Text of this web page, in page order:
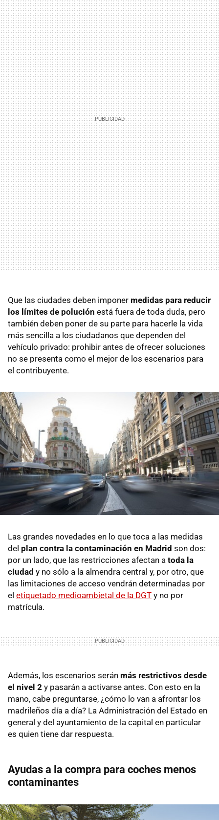
Que las ciudades deben imponer medidas para reducir
los límites de polución está fuera de toda duda, pero
también deben poner de su parte para hacerle la vida
más sencilla a los ciudadanos que dependen del
vehículo privado: prohibir antes de ofrecer soluciones
no se presenta como el mejor de los escenarios para
el contribuyente.
Las grandes novedades en lo que toca a las medidas
del plan contra la contaminación en Madrid son dos:
por un lado, que las restricciones afectan a toda la
ciudad y no sólo a la almendra central y, por otro, que
las limitaciones de acceso vendrán determinadas por
el etiquetado medioambietal de la DGT y no por
matrícula.
Además, los escenarios serán más restrictivos desde
el nivel 2 y pasarán a activarse antes. Con esto en la
mano, cabe preguntarse, ¿cómo lo van a afrontar los
madrileños día a día? La Administración del Estado en
general y del ayuntamiento de la capital en particular
es quien tiene dar respuesta.
Ayudas a la compra para coches menos
contaminantes